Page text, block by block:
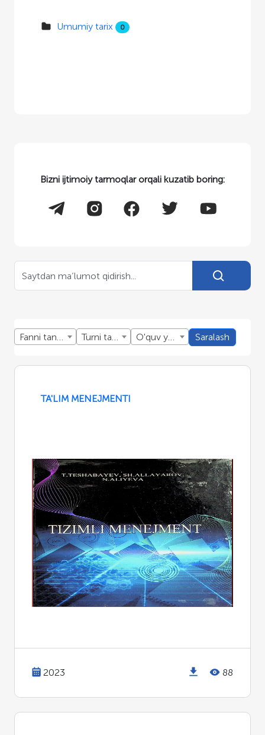
Umumiy tarix 0
Bizni ijtimoiy tarmoqlar orqali kuzatib boring:
Fanni tanlang Turni tanlang O'quv yillini tanlang Saralash
TA'LIM MENEJMENTI
2023 88